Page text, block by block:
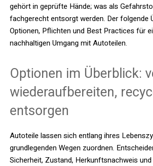
gehört in geprüfte Hände; was als
fachgerecht entsorgt werden. Der folgende
Optionen, Pflichten und Best Practices für
nachhaltigen Umgang mit Autoteilen.
Optionen im Überblick:
wiederaufbereiten,
entsorgen
Autoteile lassen sich entlang ihres
grundlegenden Wegen zuordnen.
Sicherheit, Zustand, Herkunftsnachweis